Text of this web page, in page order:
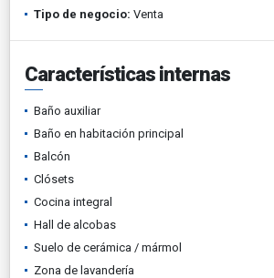
Tipo de negocio: Venta
Características internas
Baño auxiliar
Baño en habitación principal
Balcón
Clósets
Cocina integral
Hall de alcobas
Suelo de cerámica / mármol
Zona de lavandería